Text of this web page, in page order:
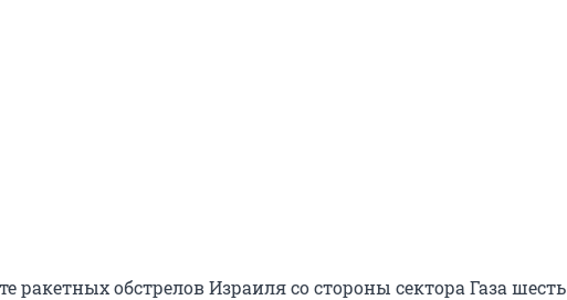
ракетных обстрелов Израиля со стороны сектора Газа шесть